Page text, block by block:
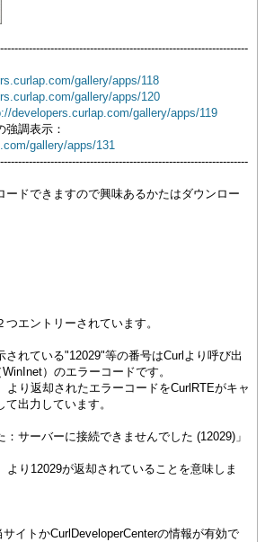
gallery/apps/118
gallery/apps/120
developers.curlap.com/gallery/apps/119
強調表示：
gallery/apps/131
ードできますので興味あるかたはダウンロー
エントリーされています。
されている"12029"等の番号はCurlより呼び出
）のエラーコードです。
より返却されたエラーコードをCurlRTEがキャ
出力しています。
：サーバーに接続できませんでした (12029)」
より12029が返却されていることを意味しま
イトかCurlDeveloperCenterの情報が有効で